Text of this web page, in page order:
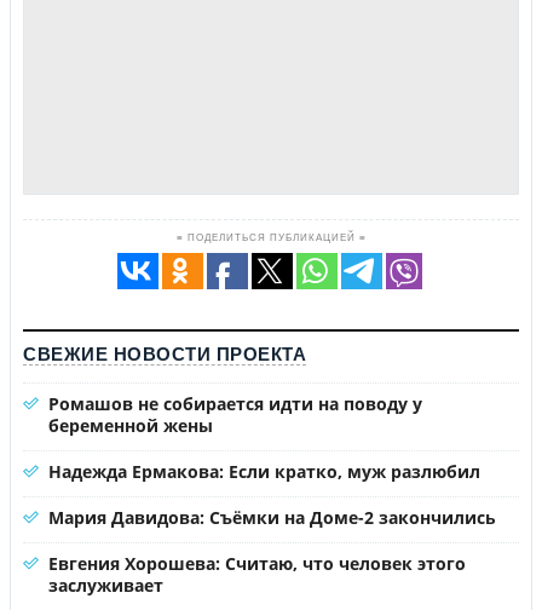
≡ ПОДЕЛИТЬСЯ ПУБЛИКАЦИЕЙ ≡
СВЕЖИЕ НОВОСТИ ПРОЕКТА
Ромашов не собирается идти на поводу у
беременной жены
Надежда Ермакова: Если кратко, муж разлюбил
Мария Давидова: Съёмки на Доме-2 закончились
Евгения Хорошева: Считаю, что человек этого
заслуживает